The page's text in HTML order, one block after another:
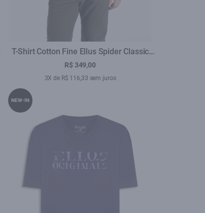
T-Shirt Cotton Fine Ellus Spider Classic
Floresta
R$ 349,00
3X de R$ 116,33 sem juros
NEW-IN